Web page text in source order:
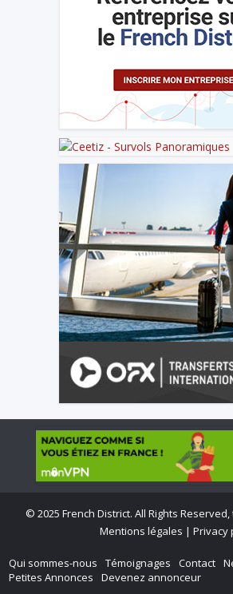
© 2025 French District. All Rights
Mentions légales | Privacy
Qui sommes-nous Témoignages Contact
Petites Annonces
Devenez annonceur